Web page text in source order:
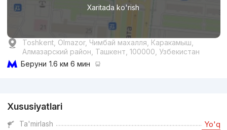
Xaritada ko'rish
Toshkent, Olmazor, Чимбай махалля, Каракамыш,
Алмазарский район, Ташкент, 100000, Узбекистан
Беруни 1.6 км 6 мин
Xususiyatlari
Ta'mirlash Yo'q